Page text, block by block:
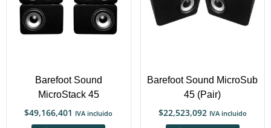
Barefoot Sound
MicroStack 45
$49,166,401 IVA incluido
Barefoot Sound MicroSub
45 (Pair)
$22,523,092 IVA incluido